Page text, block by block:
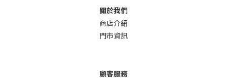
關於我們
商店介紹
門市資訊
顧客服務